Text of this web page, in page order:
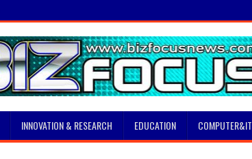
INNOVATION & RESEARCH EDUCATION COMPUTER&IT